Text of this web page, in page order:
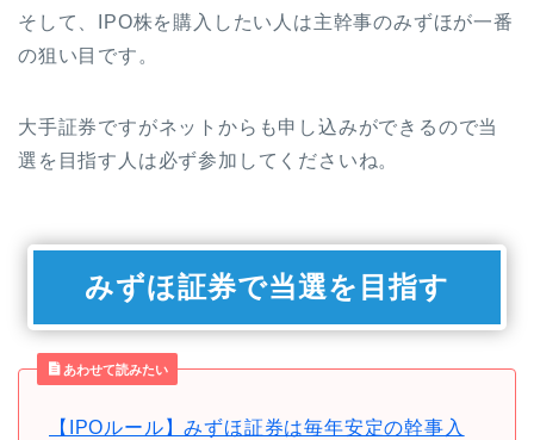
そして、IPO株を購入したい人は主幹事のみずほが一番
の狙い目です。
大手証券ですがネットからも申し込みができるので当
選を目指す人は必ず参加してくださいね。
みずほ証券で当選を目指す
あわせて読みたい
【IPOルール】みずほ証券は毎年安定の幹事入